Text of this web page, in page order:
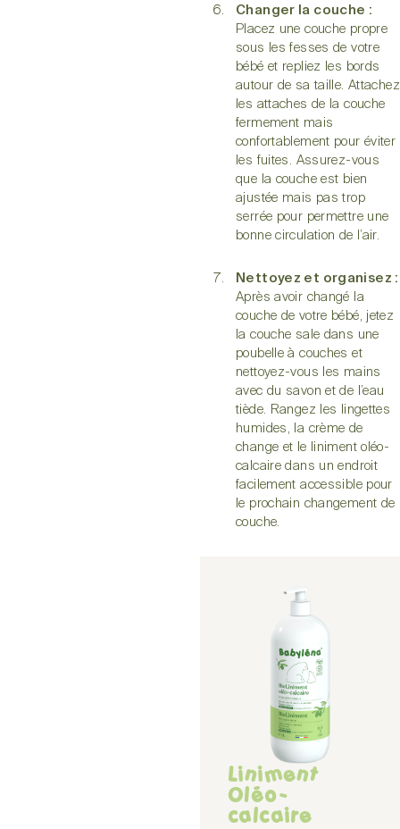
Changer la couche :
Placez une couche propre
sous les fesses de votre
bébé et repliez les bords
autour de sa taille. Attachez
les attaches de la couche
fermement mais
confortablement pour éviter
les fuites. Assurez-vous
que la couche est bien
ajustée mais pas trop
serrée pour permettre une
bonne circulation de l’air.
Nettoyez et organisez :
Après avoir changé la
couche de votre bébé, jetez
la couche sale dans une
poubelle à couches et
nettoyez-vous les mains
avec du savon et de l’eau
tiède. Rangez les lingettes
humides, la crème de
change et le liniment oléo-
calcaire dans un endroit
facilement accessible pour
le prochain changement de
couche.
Liniment
Oléo-
calcaire